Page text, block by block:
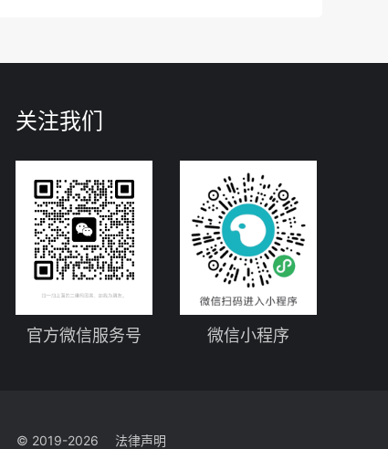
关注我们
官方微信服务号 微信小程序
© 2019-2026 法律声明